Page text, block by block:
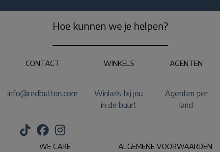
Hoe kunnen we je helpen?
CONTACT
info@redbutton.com
WINKELS
Winkels bij jou
in de buurt
AGENTEN
Agenten per
land
WE CARE ALGEMENE VOORWAARDEN